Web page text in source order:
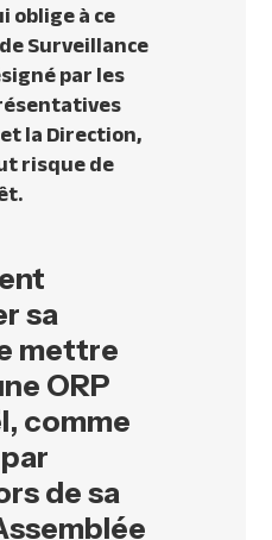
oblige à ce
Surveillance
par les
la Direction,
risque de
sa
mettre
ORP
comme
de sa